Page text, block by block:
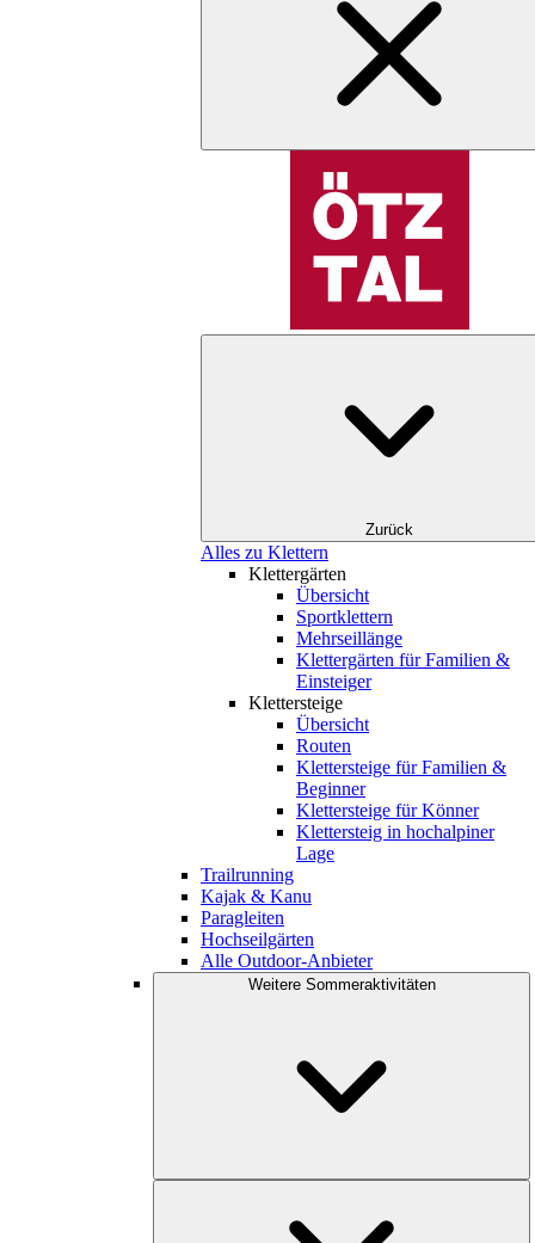
Zurück
Alles zu Klettern
Klettergärten
Übersicht
Sportklettern
Mehrseillänge
Klettergärten für Familien &
Einsteiger
Klettersteige
Übersicht
Routen
Klettersteige für Familien &
Beginner
Klettersteige für Könner
Klettersteig in hochalpiner
Lage
Trailrunning
Kajak & Kanu
Paragleiten
Hochseilgärten
Alle Outdoor-Anbieter
Weitere Sommeraktivitäten